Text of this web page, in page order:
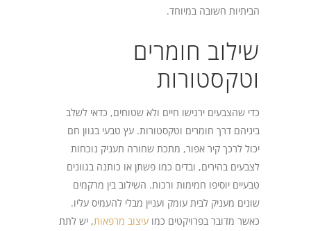
הביתיות חשובה במיוחד.
שילוב חומרים
וטקסטורות
כדי שהצבעים ירגישו חיים ולא שטוחים, כדאי לשלב
ביניהם דרך חומרים וטקסטורות. עץ טבעי בגוון חם
יכול לרכך קיר אפור, מתכת שחורה תעניק נוכחות
לצבעים בהירים, ובדים כמו פשתן או כותנה בגוונים
טבעיים יוסיפו חמימות ורכות. השילוב בין מרקמים
שונים מעניק לבית עומק ועניין מבלי להעמיס עליו.
כאשר מדובר בפרויקטים כמו עיצוב מרפאות, יש לתת